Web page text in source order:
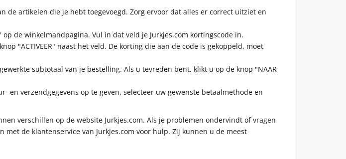
de artikelen die je hebt toegevoegd. Zorg ervoor dat alles er correct uitziet en
de winkelmandpagina. Vul in dat veld je Jurkjes.com kortingscode in.
"ACTIVEER" naast het veld. De korting die aan de code is gekoppeld, moet
subtotaal van je bestelling. Als u tevreden bent, klikt u op de knop "NAAR
en verzendgegevens op te geven, selecteer uw gewenste betaalmethode en
verschillen op de website Jurkjes.com. Als je problemen ondervindt of vragen
de klantenservice van Jurkjes.com voor hulp. Zij kunnen u de meest